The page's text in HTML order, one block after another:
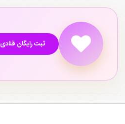
ثبت رایگان قنادی